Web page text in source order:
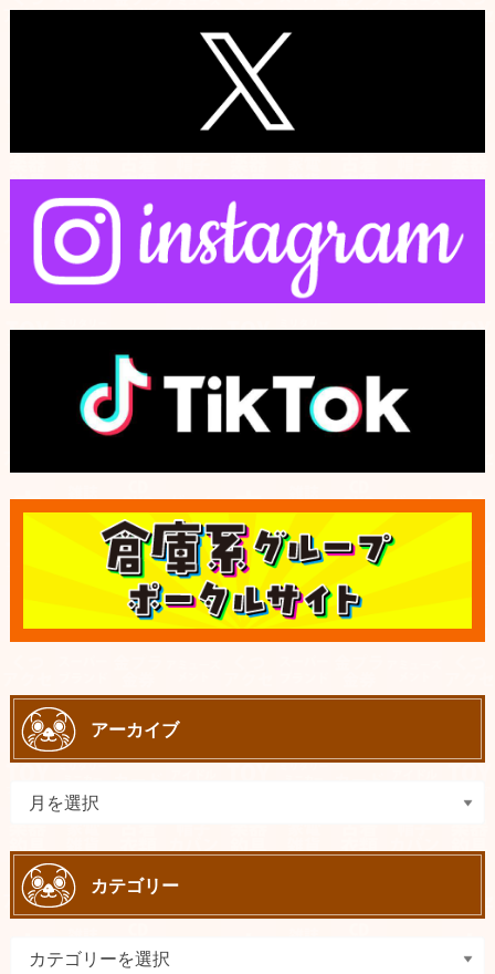
アーカイブ
カテゴリー